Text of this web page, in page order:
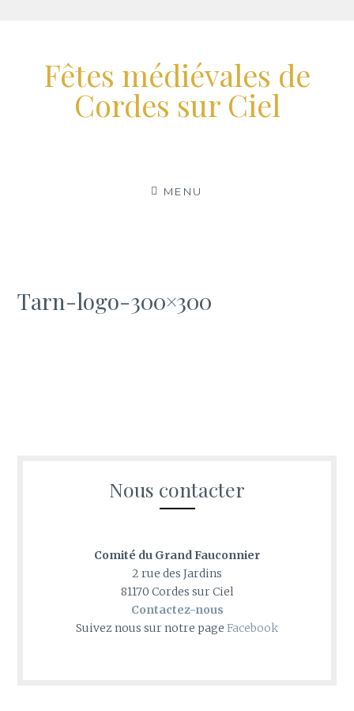
contenuFêtes médiévales de
Cordes sur Ciel
MENU
Tarn-logo-300×300
Nous contacter
Comité du Grand Fauconnier
2 rue des Jardins
81170 Cordes sur Ciel
Contactez-nous
Suivez nous sur notre page Facebook